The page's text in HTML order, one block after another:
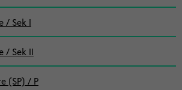
/ Sek I
/ Sek II
(SP) / P